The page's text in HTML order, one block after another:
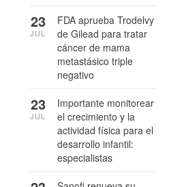
FDA aprueba Trodelvy
de Gilead para tratar
cáncer de mama
metastásico triple
negativo
23
JUL
Importante monitorear
el crecimiento y la
actividad física para el
desarrollo infantil:
especialistas
23
JUL